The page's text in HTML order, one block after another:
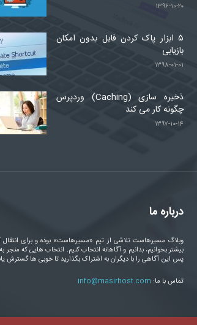
۱۳۹۶-۱۰-۲۰
۵ ابزار پاک کردن فایل بدون امکان
بازیابی
۱۳۹۸-۰۱-۰۱
ذخیره سازی (Caching) وردپرس
چگونه کار می کند
۱۳۹۷-۱۰-۱۴
درباره ما
وبلاگ مسیرهاست تلاشی از تیم «مسیرهاست» بوده و برای
بیشتر بخوانیم، بدانیم و آگاهانه انتخاب کنیم. انتخاب هایی که منجر
پس این آگاهی را با دیگران به اشتراک بگذارید تا خوبی ها گسترش
تماس با ما: info@masirhost.com